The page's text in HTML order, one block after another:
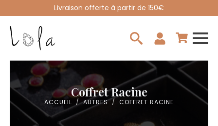
Livraison offerte à partir de 150€
Coffret Racine
ACCUEIL AUTRES COFFRET RACINE